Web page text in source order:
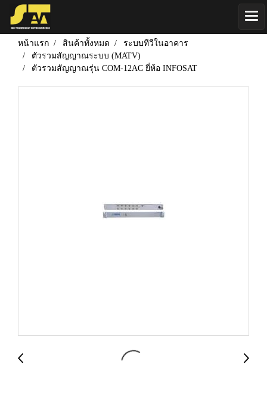
หน้าแรก สินค้าทั้งหมด
ระบบทีวีในอาคาร
ตัวรวมสัญญาณระบบ (MATV)
ตัวรวมสัญญาณรุ่น COM-12AC ยี่ห้อ INFOSAT